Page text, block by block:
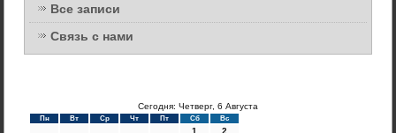
Все записи
Связь с нами
Сегодня: Четверг, 6 Августа
Пн Вт Ср Чт Пт Сб Вс
1
2